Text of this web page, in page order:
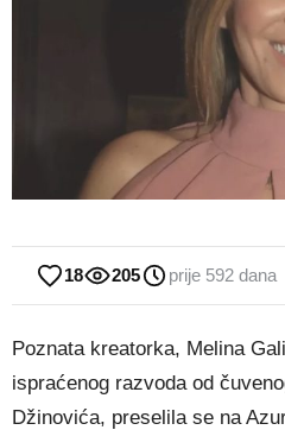
18 205 prije 592 dana
Poznata kreatorka, Melina
ispraćenog razvoda od
Džinovića, preselila se na